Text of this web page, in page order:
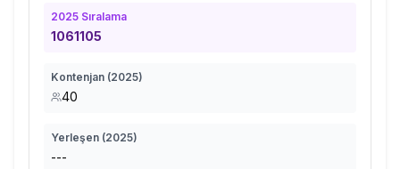
2025 Sıralama
1061105
Kontenjan (2025)
40
Yerleşen (2025)
---